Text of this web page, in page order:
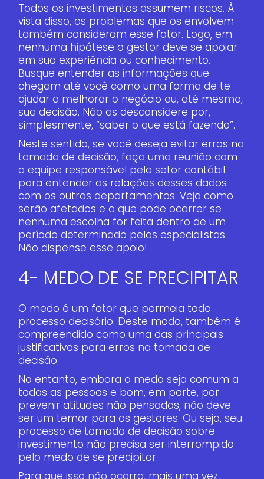
Todos os investimentos assumem riscos. À
vista disso, os problemas que os envolvem
também consideram esse fator. Logo, em
nenhuma hipótese o gestor deve se apoiar
em sua experiência ou conhecimento.
Busque entender as informações que
chegam até você como uma forma de te
ajudar a melhorar o negócio ou, até mesmo,
sua decisão. Não as desconsidere por,
simplesmente, “saber o que está fazendo”.
Neste sentido, se você deseja evitar erros na
tomada de decisão, faça uma reunião com
a equipe responsável pelo setor contábil
para entender as relações desses dados
com os outros departamentos. Veja como
serão afetados e o que pode ocorrer se
nenhuma escolha for feita dentro de um
período determinado pelos especialistas.
Não dispense esse apoio!
4- MEDO DE SE PRECIPITAR
O medo é um fator que permeia todo
processo decisório. Deste modo, também é
compreendido como uma das principais
justificativas para erros na tomada de
decisão.
No entanto, embora o medo seja comum a
todas as pessoas e bom, em parte, por
prevenir atitudes não pensadas, não deve
ser um temor para os gestores. Ou seja, seu
processo de tomada de decisão sobre
investimento não precisa ser interrompido
pelo medo de se precipitar.
Para que isso não ocorra, mais uma vez,